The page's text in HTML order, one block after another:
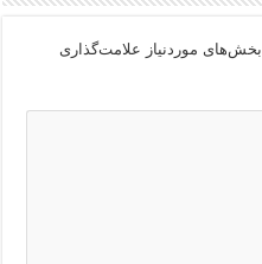
بخش‌های موردنیاز علامت‌گذاری